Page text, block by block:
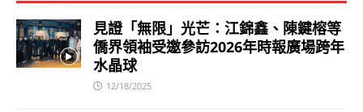
見證「無限」光芒：江錦鑫、陳鍵榕等
僑界領袖受邀參訪2026年時報廣場跨年
水晶球
12/18/2025